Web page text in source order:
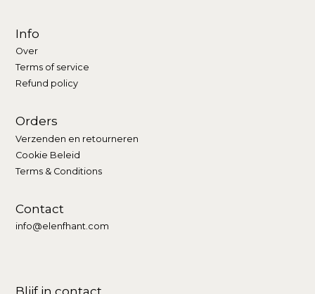
Info
Over
Terms of service
Refund policy
Orders
Verzenden en retourneren
Cookie Beleid
Terms & Conditions
Contact
info@elenfhant.com
Blijf in contact